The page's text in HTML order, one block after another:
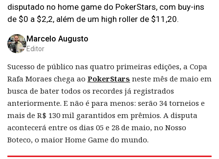
disputado no home game do PokerStars, com buy-ins
de $0 a $2,2, além de um high roller de $11,20.
Marcelo Augusto
Editor
Sucesso de público nas quatro primeiras edições, a Copa
Rafa Moraes chega ao PokerStars neste mês de maio em
busca de bater todos os recordes já registrados
anteriormente. E não é para menos: serão 34 torneios e
mais de R$ 130 mil garantidos em prêmios. A disputa
acontecerá entre os dias 05 e 28 de maio, no Nosso
Boteco, o maior Home Game do mundo.